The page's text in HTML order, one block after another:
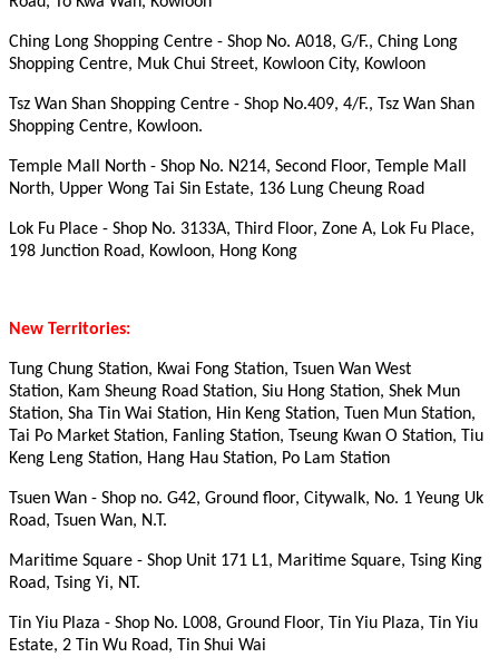
Ching Long Shopping Centre - Shop No. A018, G/F., Ching Long
Shopping Centre, Muk Chui Street, Kowloon City, Kowloon
Tsz Wan Shan Shopping Centre - Shop No.409, 4/F., Tsz Wan Shan
Shopping Centre, Kowloon.
Temple Mall North - Shop No. N214, Second Floor, Temple Mall
North, Upper Wong Tai Sin Estate, 136 Lung Cheung Road
Lok Fu Place - Shop No. 3133A, Third Floor, Zone A, Lok Fu Place,
198 Junction Road, Kowloon, Hong Kong
New Territories:
Tung Chung Station, Kwai Fong Station, Tsuen Wan West
Station, Kam Sheung Road Station, Siu Hong Station, Shek Mun
Station, Sha Tin Wai Station, Hin Keng Station, Tuen Mun Station,
Tai Po Market Station, Fanling Station, Tseung Kwan O Station, Tiu
Keng Leng Station, Hang Hau Station, Po Lam Station
Tsuen Wan - Shop no. G42, Ground floor, Citywalk, No. 1 Yeung Uk
Road, Tsuen Wan, N.T.
Maritime Square - Shop Unit 171 L1, Maritime Square, Tsing King
Road, Tsing Yi, NT.
Tin Yiu Plaza - Shop No. L008, Ground Floor, Tin Yiu Plaza, Tin Yiu
Estate, 2 Tin Wu Road, Tin Shui Wai